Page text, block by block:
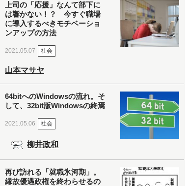
上司の「応援」なんて部下に
は響かない！？ 今すぐ職場
に導入するべきモチベーショ
ンアップの方法
2021.05.07 社会
山本マサヤ
64bitへのWindowsの流れ。そ
して、32bit版Windowsの終焉
2021.05.06 社会
柳井政和
再び訪れる「就職氷河期」。
縁故優遇政権を終わらせるの